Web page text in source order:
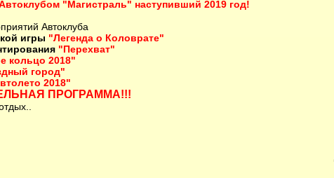
"Магистраль" наступивший 2019 год!
Автоклуба
игры "Легенда о Коловрате"
"Перехват"
кольцо 2018"
город"
2018"
ПРОГРАММА!!!